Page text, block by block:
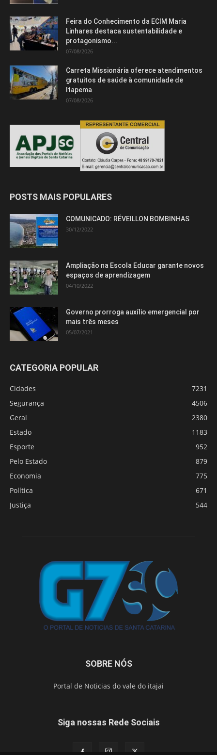
Feira do Conhecimento da ECIM Maria
Linhares destaca sustentabilidade e
protagonismo...
07/08/2026
Carreta Missionária oferece atendimentos
gratuitos de saúde à comunidade de
Itapema
07/08/2026
POSTS MAIS POPULARES
COMUNICADO: RÉVEILLON BOMBINHAS
30/12/2022
Ampliação na Escola Educar garante novos
espaços de aprendizagem
04/10/2022
Governo prorroga auxílio emergencial por
mais três meses
05/07/2021
CATEGORIA POPULAR
Cidades
7231
Segurança
4506
Geral
2380
Estado
1183
Esporte
952
Pelo Estado
879
Economia
775
Política
671
Justiça
544
SOBRE NÓS
Portal de Noticias do vale do itajai
Siga nossas Rede Sociais